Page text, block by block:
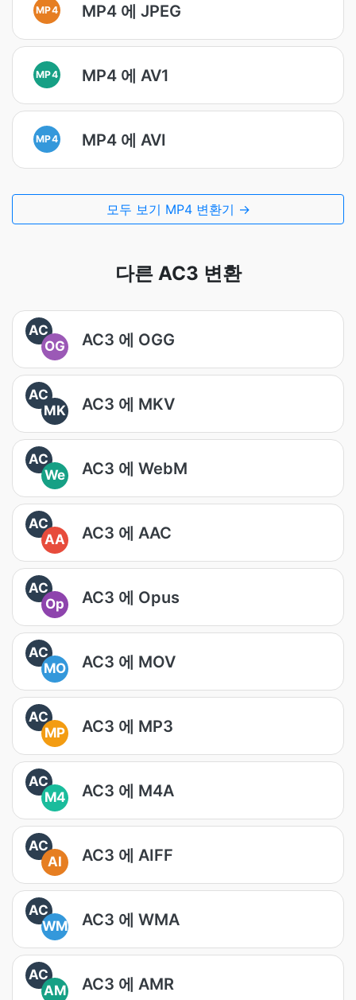
MP4 MP4 에 JPEG
MP4 MP4 에 AV1
MP4 MP4 에 AVI
모두 보기 MP4 변환기 →
다른 AC3 변환
AC
OG
AC3 에 OGG
AC
MK
AC3 에 MKV
AC
We
AC3 에 WebM
AC
AA
AC3 에 AAC
AC
Op
AC3 에 Opus
AC
MO
AC3 에 MOV
AC
MP
AC3 에 MP3
AC
M4
AC3 에 M4A
AC
AI
AC3 에 AIFF
AC
WM
AC3 에 WMA
AC
AM
AC3 에 AMR